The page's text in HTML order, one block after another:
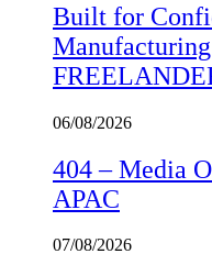
Built for
06/08/2026
404 – Media
APAC
07/08/2026